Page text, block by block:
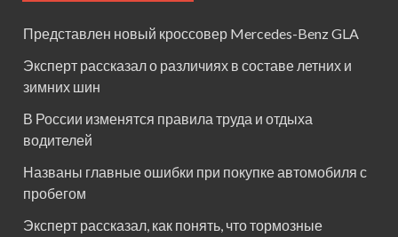
Представлен новый кроссовер Mercedes-Benz GLA
Эксперт рассказал о различиях в составе летних и
зимних шин
В России изменятся правила труда и отдыха
водителей
Названы главные ошибки при покупке автомобиля с
пробегом
Эксперт рассказал, как понять, что тормозные